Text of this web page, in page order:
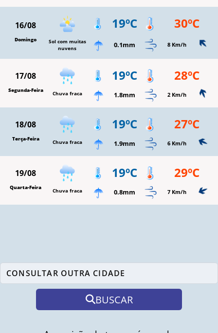
16/08
Domingo
Sol com muitas
nuvens
19ºC 30ºC
0.1mm 8 Km/h
17/08
Segunda-Feira Chuva fraca
19ºC 28ºC
1.8mm 2 Km/h
18/08
Terça-Feira Chuva fraca
19ºC 27ºC
1.9mm 6 Km/h
19/08
Quarta-Feira Chuva fraca
19ºC 29ºC
0.8mm 7 Km/h
BUSCAR